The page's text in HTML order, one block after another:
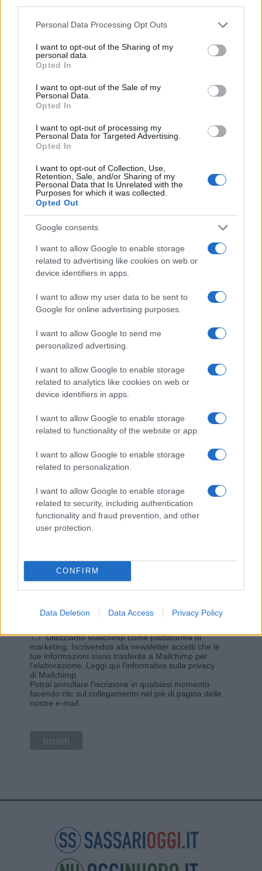
Please note that this website/app uses one or more Google
not limited to your visit or usage behaviour. You may click to
grant or deny consent to Google and its third-party tags to
use your data for below specified purposes in below Google
consent section.
Personal Data Processing Opt Outs
I want to opt-out of the Sharing of my
personal data.
Opted In
I want to opt-out of the Sale of my
Personal Data.
Opted In
I want to opt-out of processing my
Personal Data for Targeted Advertising.
Opted In
I want to opt-out of Collection, Use,
Retention, Sale, and/or Sharing of my
Personal Data that Is Unrelated with the
Purposes for which it was collected.
Opted Out
Google consents
I want to allow Google to enable storage
related to advertising like cookies on web or
device identifiers in apps.
I want to allow my user data to be sent to
Google for online advertising purposes.
I want to allow Google to send me
personalized advertising.
I want to allow Google to enable storage
related to analytics like cookies on web or
device identifiers in apps.
I want to allow Google to enable storage
related to functionality of the website or app.
I want to allow Google to enable storage
related to personalization.
I want to allow Google to enable storage
related to security, including authentication
functionality and fraud prevention, and other
user protection.
CONFIRM
Data Deletion Data Access Privacy Policy
Paolo Pinna
Martina Agostina Diturco
I nostri cari
I nostri cari
Giovannimaria Cabras
Invia un Comunicato Stampa|Pubblicità|
Vuoi rimanere sempre aggiornato?
Iscriviti alla newsletter di Gallura Oggi e ricevi le nostre
*
Utilizziamo Mailchimp come piattaforma di
marketing. Iscrivendoti alla newsletter accetti che le
tue informazioni siano trasferite a Mailchimp per
l'elaborazione. Leggi qui l'informativa sulla privacy
di Mailchimp
Potrai annullare l'iscrizione in qualsiasi momento
facendo clic sul collegamento nel piè di pagina delle
nostre e-mail.